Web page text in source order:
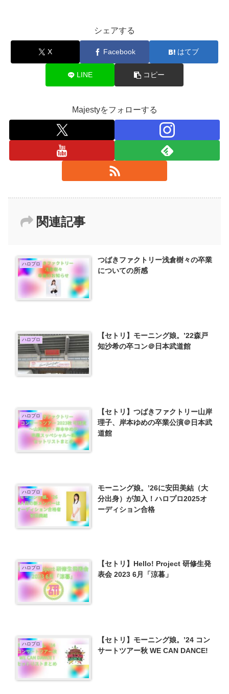
シェアする
X Facebook はてブ
LINE コピー
Majestyをフォローする
関連記事
ハロプロ
つばきファクトリー浅倉樹々の卒業
についての所感
ハロプロ
【セトリ】モーニング娘。’22森戸
知沙希の卒コン＠日本武道館
ハロプロ
【セトリ】つばきファクトリー山岸
理子、岸本ゆめの卒業公演＠日本武
道館
ハロプロ
モーニング娘。’26に安田美結（大
分出身）が加入！ハロプロ2025オ
ーディション合格
ハロプロ
【セトリ】Hello! Project 研修生発
表会 2023 6月「涼暮」
ハロプロ
【セトリ】モーニング娘。’24 コン
サートツアー秋 WE CAN DANCE!